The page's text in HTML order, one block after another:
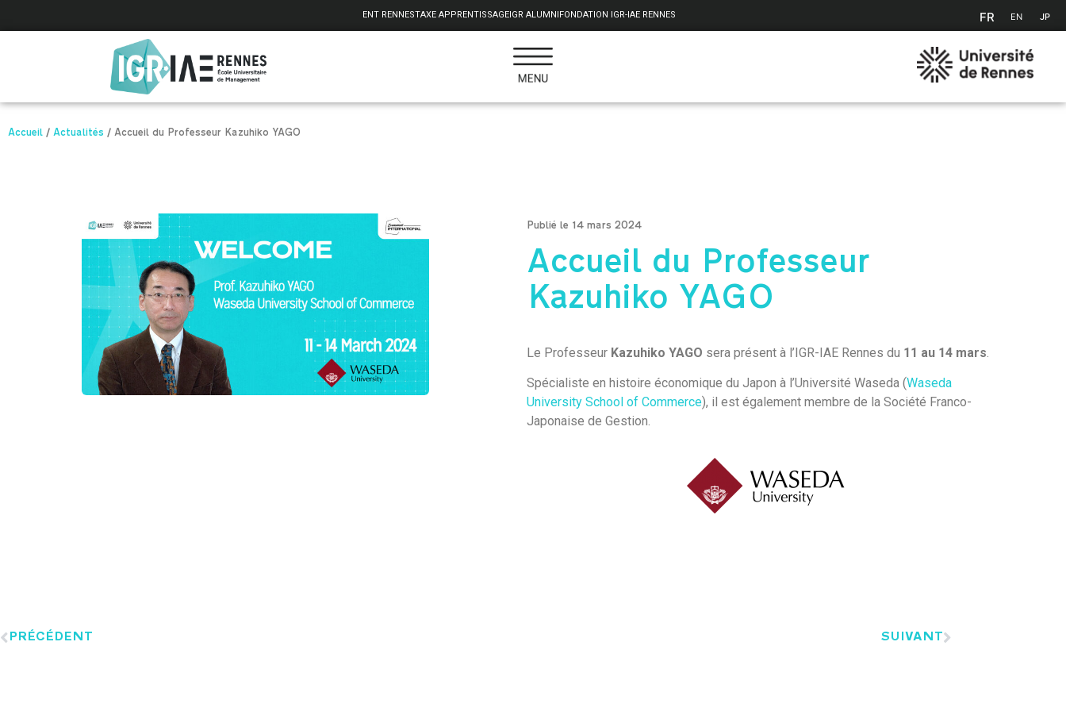
ENT RENNESTAXE APPRENTISSAGEIGR ALUMNI FONDATION IGR-IAE RENNES FR EN JP
Accueil / Actualités / Accueil du Professeur Kazuhiko YAGO
Publié le 14 mars 2024
Accueil du Professeur
Kazuhiko YAGO
Le Professeur Kazuhiko YAGO sera présent à l’IGR-IAE Rennes du 11 au 14 mars
Spécialiste en histoire économique du Japon à l’Université Waseda (Waseda
University School of Commerce), il est également membre de la Société Franco-
Japonaise de Gestion.
PRÉCÉDENT SUIVANT